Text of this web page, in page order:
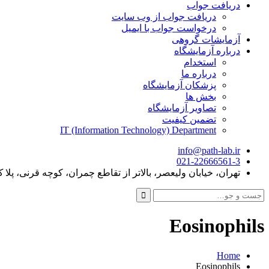
دریافت جواب
دریافت جواب از وب سایت
درخواست جواب با ایمیل
آزمایشات گروهی
درباره آزمایشگاه
استخدام
درباره ما
پزشکان آزمایشگاه
بخش ها
تصاویر آزمایشگاه
تضمین کیفیت
IT (Information Technology) Department
info@path-lab.ir
021-22666561-3
تهران، خیابان ولیعصر، بالاتر از تقاطع چمران، کوچه قرنی، پلا ک
جست
و
برای:
Eosinophils
Home
Eosinophils